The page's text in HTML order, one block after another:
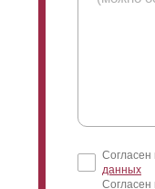
отклонения
размещении их
прохожих.
Согласен
данных